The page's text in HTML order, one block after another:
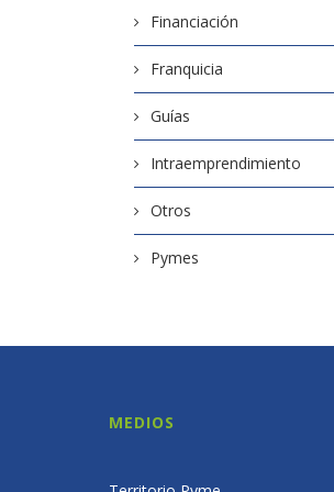
Financiación
Franquicia
Guías
Intraemprendimiento
Otros
Pymes
MEDIOS